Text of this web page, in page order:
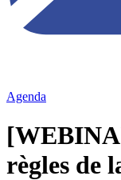
Agenda
règles de